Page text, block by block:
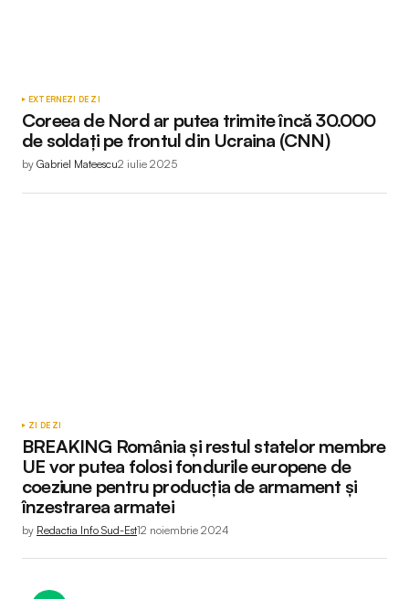
EXTERNEZI DE ZI
Coreea de Nord ar putea trimite încă 30.000
de soldați pe frontul din Ucraina (CNN)
by Gabriel Mateescu2 iulie 2025
ZI DE ZI
BREAKING România și restul statelor membre
UE vor putea folosi fondurile europene de
coeziune pentru producția de armament și
înzestrarea armatei
by Redactia Info Sud-Est12 noiembrie 2024